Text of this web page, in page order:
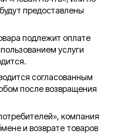
предоставлены
подлежит оплате
услуги
согласованным
после возвращения
компания
и возврате товаров